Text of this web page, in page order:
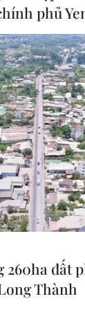
TẤN XÃ VIỆT NAM
TIẾN DUẨN
THỊ
Quy
TTXVN
Quảng
phủ
260ha đất
Thành